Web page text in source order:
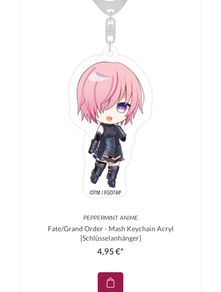
PEPPERMINT ANIME
Fate/Grand Order - Mash Keychain Acryl
[Schlüsselanhänger]
4,95 €*